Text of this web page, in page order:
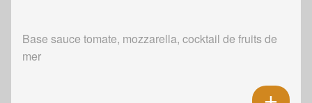
Base sauce tomate, mozzarella, cocktail de fruits de
mer